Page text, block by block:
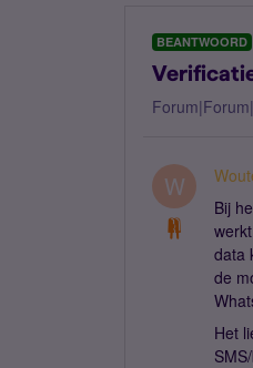
BEANTWOORD
W
Bij
data
de
Het